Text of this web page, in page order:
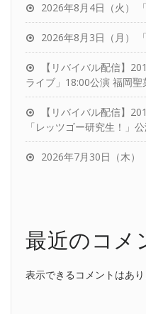
2026年8月4日（火）
2026年8月3日（月）
【リバイバル配信】
ライブ」18:00公演 福岡聖
【リバイバル配信】
「レッツゴー研究生！」
2026年7月30日（木）
最近のコメ
表示できるコメントはあり